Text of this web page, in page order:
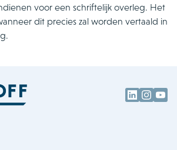
voor een schriftelijk overleg. Het
dit precies zal worden vertaald in